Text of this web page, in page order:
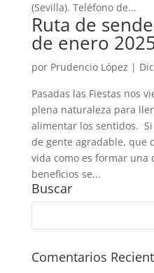
(Sevilla). Teléfono de...
Ruta de
de enero
por Prudencio López |
Pasadas las Fiestas nos
plena naturaleza para
alimentar los sentidos.
de gente agradable, que
vida como es formar una
beneficios se...
Buscar
Comentarios